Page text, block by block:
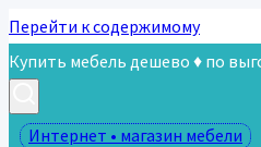
Перейти к содержимому
Купить мебель дешево ♦ по
Интернет • магазин мебели